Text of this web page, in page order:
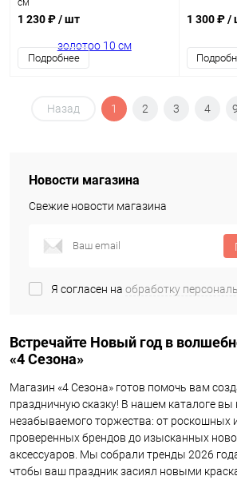
см
1 230 ₽/ шт
Подробнее
1 300 ₽/
Назад 1 2 3 4
Новости магазина
Свежие новости магазина
Я согласен на обработку
Встречайте Новый год в
«4 Сезона»
Магазин «4 Сезона» готов помочь вам
праздничную сказку! В нашем каталоге вы
незабываемого торжества: от роскошных
проверенных брендов до изысканных
аксессуаров. Мы собрали тренды 2026
чтобы ваш праздник засиял новыми